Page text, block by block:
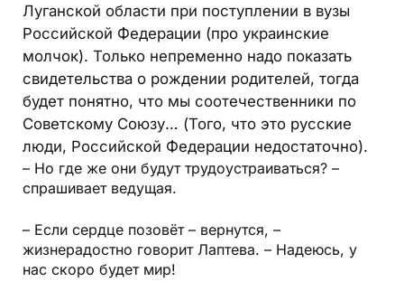
Луганской области при поступлении в вузы
Российской Федерации (про украинские
молчок). Только непременно надо показать
свидетельства о рождении родителей, тогда
будет понятно, что мы соотечественники по
Советскому Союзу… (Того, что это русские
люди, Российской Федерации недостаточно).
– Но где же они будут трудоустраиваться? –
спрашивает ведущая.
– Если сердце позовёт – вернутся, –
жизнерадостно говорит Лаптева. – Надеюсь, у
нас скоро будет мир!